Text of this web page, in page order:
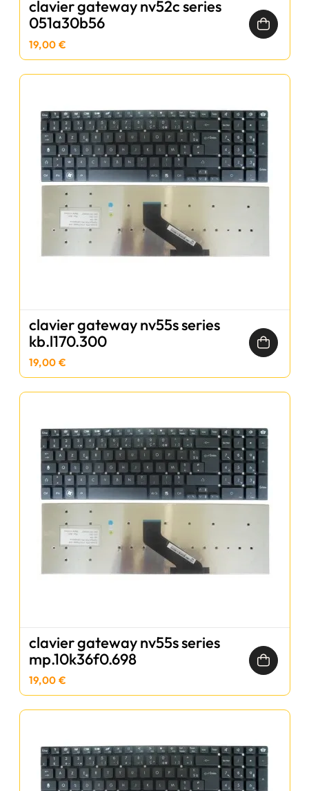
clavier gateway nv52c series
051a30b56
19,00 €
clavier gateway nv55s series
kb.l170.300
19,00 €
clavier gateway nv55s series
mp.10k36f0.698
19,00 €